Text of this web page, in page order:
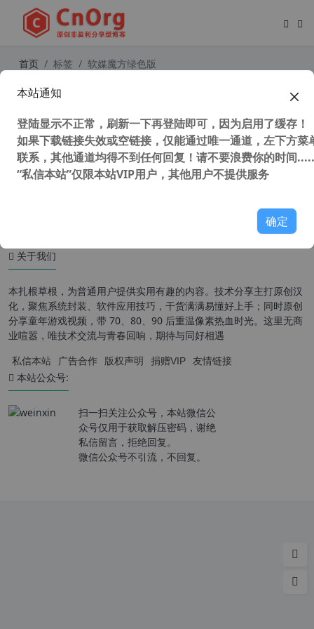
首页 标签 软媒魔方绿色版
软媒魔方 电脑系统增强工具 v6.25 系
关于我们
本扎根草根，为普通用户提供实用有趣的内容。技术分享主打原创汉
化，聚焦系统封装、软件应用技巧，干货满满易懂好上手；同时原创
分享童年游戏视频，带 70、80、90 后重温像素热血时光。这里无商
业喧嚣，唯技术交流与青春回响，期待与同好相遇
私信本站 广告合作 版权声明 捐赠VIP 友情链接
本站公众号:
扫一扫关注公众号，本站微信公
众号仅用于获取解压密码，谢绝
私信留言，拒绝回复。
微信公众号不引流，不回复。
本站通知
登陆显示不正常，刷新一下再登陆即可，因为启用了缓存！
如果下载链接失效或空链接，仅能通过唯一通道，左下方菜
联系，其他通道均得不到任何回复！请不要浪费你的时间
“私信本站”仅限本站VIP用户，其他用户不提供服务
确定